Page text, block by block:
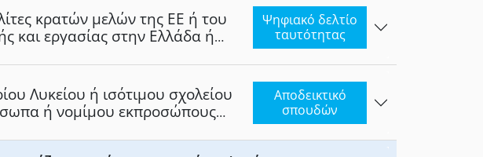
κρατών μελών της ΕΕ ή του
και εργασίας στην Ελλάδα ή
Ψηφιακό δελτίο
ταυτότητας
Λυκείου ή ισότιμου σχολείου
ή νομίμου εκπροσώπους
Αποδεικτικό
σπουδών